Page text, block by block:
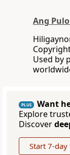
Ang
Used by
PLUS
Want
Explore
Discover
Start 7-